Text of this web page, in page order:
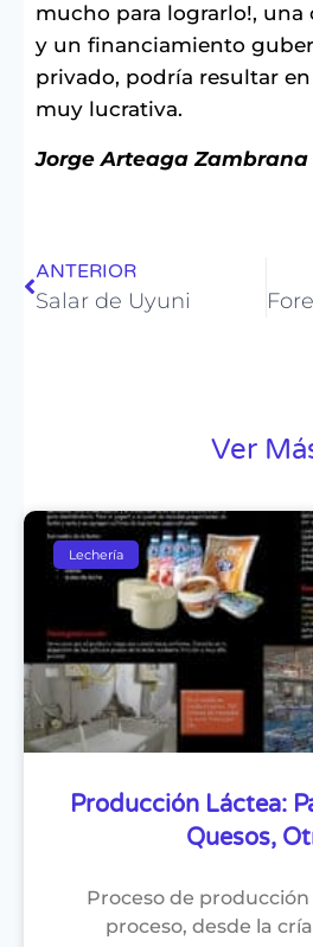
mucho para lograrlo!, una
y un financiamiento
privado, podría resultar
muy lucrativa.
Jorge Arteaga Zambrana
ANTERIOR
Salar de Uyuni
Ver
Lechería
Producción Láctea:
Quesos,
Proceso de producción
proceso, desde la